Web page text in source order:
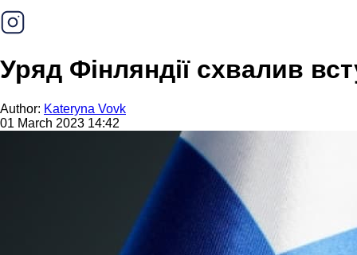
Уряд Фінляндії схвалив
Author: Kateryna Vovk
01 March 2023 14:42